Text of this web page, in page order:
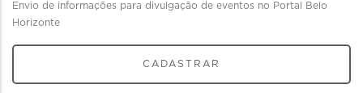
Envio de informações para divulgação de eventos no Portal Belo
Horizonte
CADASTRAR